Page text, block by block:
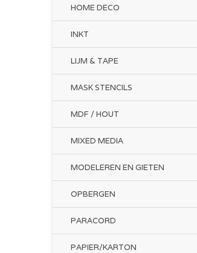
HOME DECO
INKT
LIJM & TAPE
MASK STENCILS
MDF / HOUT
MIXED MEDIA
MODELEREN EN GIETEN
OPBERGEN
PARACORD
PAPIER/KARTON